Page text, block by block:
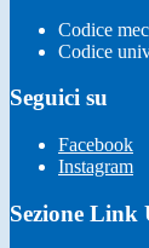
Codice
Codice
Seguici su
Facebook
Instagram
Sezione Link